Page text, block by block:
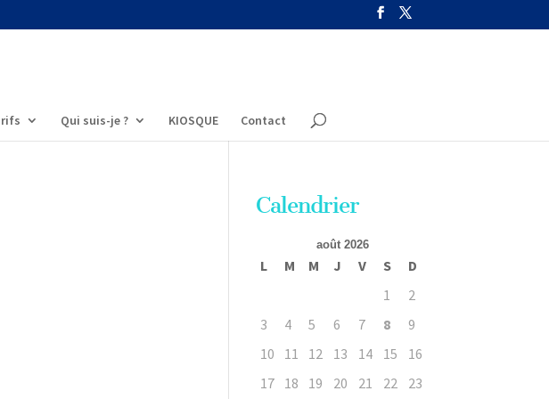
Qui suis-je ? KIOSQUE Contact
Calendrier
août 2026
L M M J V S
D
1
2
3
4 5 6 7 8
9
10
11 12 13 14 15
16
17 18 19 20 21 22
23